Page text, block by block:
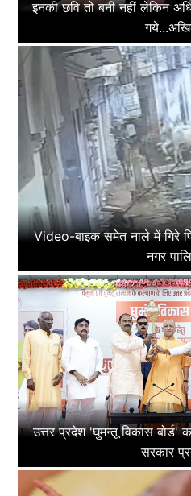
इनकी छवि तो बनी नहीं लेकिन
Video-बाइक समेत नाले में गिरे
नगर
उत्तर प्रदेश 'घुमन्तू विकास
सरकार